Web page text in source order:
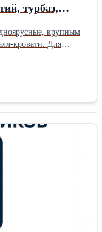
турбаз,
крупным
кровати. Для
санаториев,
бюджетных
бытовок), военных
наиболее